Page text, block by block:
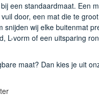
een standaardmaat. Een
door, een mat die te
snijden wij elke buitenmat
L-vorm of een uitsparing
maat? Dan kies je uit